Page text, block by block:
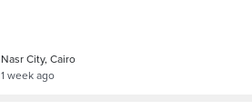
Nasr City, Cairo
1 week ago